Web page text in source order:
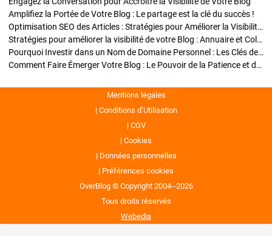
Amplifiez la Portée de Votre Blog : Le partage est la clé du succès !
Optimisation SEO des Articles : Stratégies pour Améliorer la Visibilité de Votre Blog
Stratégies pour améliorer la visibilité de votre Blog : Annuaire et Collaborations
Pourquoi Investir dans un Nom de Domaine Personnel : Les Clés de la Réussite de Votre Blog
Comment Faire Émerger Votre Blog : Le Pouvoir de la Patience et de la Persévérance
Mentions légales
Conditions d’Utilisation
CGV
Cookies
Données personnelles
Préférences cookies
OverBlog © Copyright 2004--2026
Tous droits réservés
Webedia